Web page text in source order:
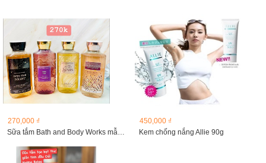
270,000 ₫
Sữa tắm Bath and Body Works mẫu mới
450,000 ₫
Kem chống nắng Allie 90g